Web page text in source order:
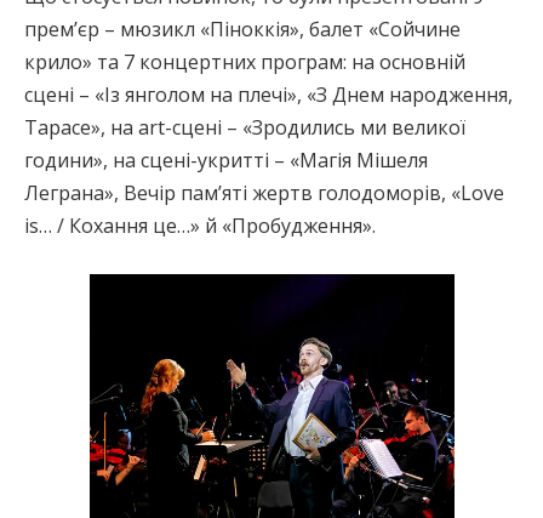
прем’єр – мюзикл «Піноккія», балет «Сойчине
крило» та 7 концертних програм: на основній
сцені – «Із янголом на плечі», «З Днем народження,
Тарасе», на аrt-сцені – «Зродились ми великої
години», на сцені-укритті – «Магія Мішеля
Леграна», Вечір пам’яті жертв голодоморів, «Love
is… / Кохання це…» й «Пробудження».